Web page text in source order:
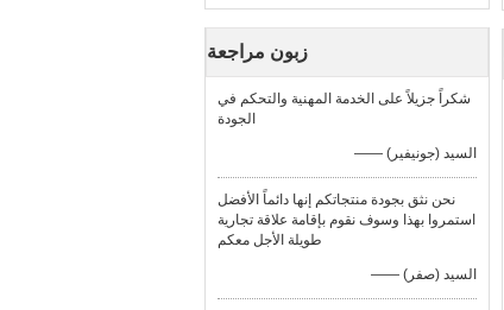
زبون مراجعة
شكراً جزيلاً على الخدمة المهنية والتحكم في
الجودة
—— السيد (جونيفير)
نحن نثق بجودة منتجاتكم إنها دائماً الأفضل
استمروا بهذا وسوف نقوم بإقامة علاقة تجارية
طويلة الأجل معكم
—— السيد (صفر)